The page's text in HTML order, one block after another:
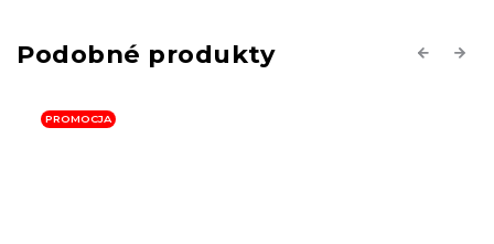
Previous
PROMOCJA
Next